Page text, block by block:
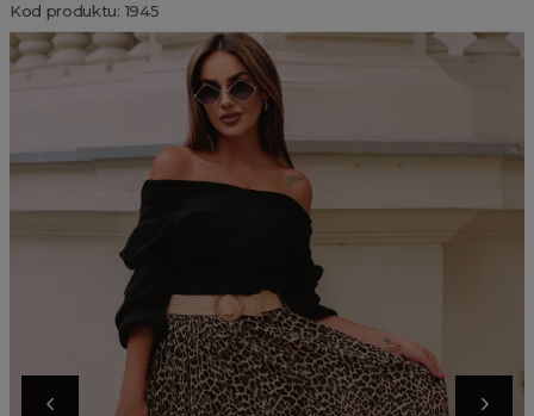
Kod produktu: 1945